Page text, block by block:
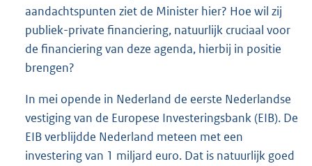
aandachtspunten ziet de Minister hier? Hoe wil zij
publiek-private financiering, natuurlijk cruciaal voor
de financiering van deze agenda, hierbij in positie
brengen?
In mei opende in Nederland de eerste Nederlandse
vestiging van de Europese Investeringsbank (EIB). De
EIB verblijdde Nederland meteen met een
investering van 1 miljard euro. Dat is natuurlijk goed